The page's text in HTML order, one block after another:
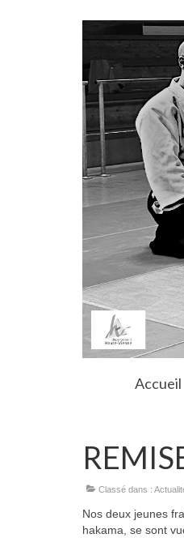
Accueil
Classé dans :
Nos deux jeunes
hakama, se sont